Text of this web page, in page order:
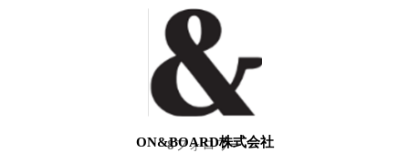
ON&BOARD株式会社
8フォロワー